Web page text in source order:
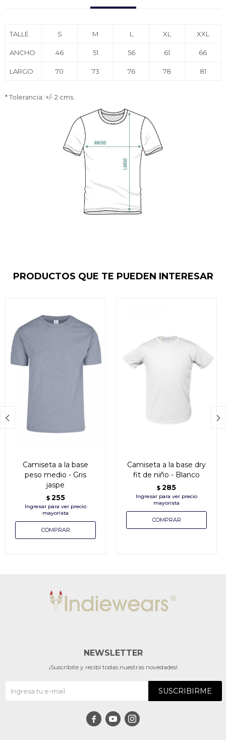
TALLE S M L XL XXL
ANCHO 46 51 56 61 66
LARGO 70 73 76 78 81
* Tolerancia: +/- 2 cms.
PRODUCTOS QUE TE PUEDEN INTERESAR
Camiseta a la base
peso medio - Gris
jaspe
$ 255
Camiseta a la base dry
fit de niño - Blanco
$ 285
 
NEWSLETTER
¡Suscribite y recibí todas nuestras novedades!
SUSCRIBIRME
  